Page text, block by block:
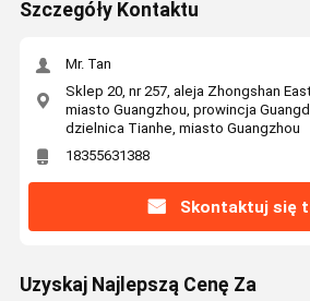
Szczegóły Kontaktu
Mr. Tan
Sklep 20, nr 257, aleja Zhongshan
miasto Guangzhou, prowincja
dzielnica Tianhe, miasto Guangzhou
18355631388
Skontaktuj się
Uzyskaj Najlepszą Cenę Za